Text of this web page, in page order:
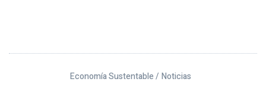
Economía Sustentable / Noticias